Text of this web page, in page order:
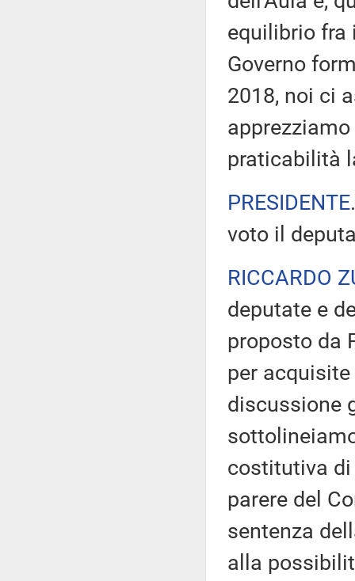
equilibrio fra
Governo
2018, noi ci
praticabilità
PRESIDENTE
voto il
RICCARDO
deputate e
proposto da
per
discussione
costitutiva di
parere del
sentenza
alla